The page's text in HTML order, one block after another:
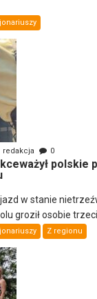
redakcja 0
polskie
w stanie
groził osobie
Z regionu